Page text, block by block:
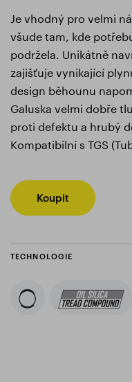
Je vhodný pro velmi
všude tam, kde
podržela. Unikátně
zajišťuje vynikající
design běhounu
Galuska velmi dobře
proti defektu a hrubý
Kompatibilní s TGS
Koupit
TECHNOLOGIE